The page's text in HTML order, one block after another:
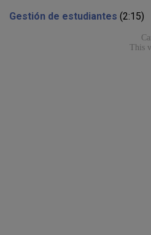
Gestión de estudiantes (2:15)